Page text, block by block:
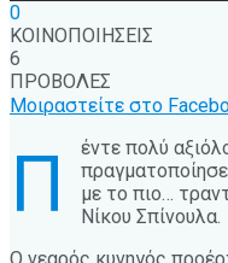
0
ΚΟΙΝΟΠΟΙΗΣΕΙΣ
6
ΠΡΟΒΟΛΕΣ
Μοιραστείτε στο
Π
έντε πολύ
με το πιο…
Νίκου Σπίνουλα.